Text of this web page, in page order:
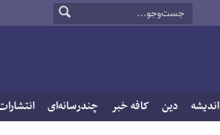
اندیشه دین کافه خبر چندرسانه‌ای